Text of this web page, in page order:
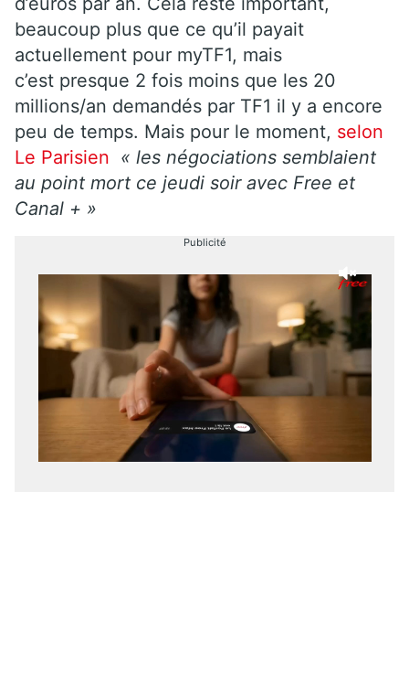
beaucoup plus que ce qu’il payait
actuellement pour myTF1, mais
c’est presque 2 fois moins que les 20
millions/an demandés par TF1 il y a encore
peu de temps. Mais pour le moment, selon
Le Parisien « les négociations semblaient
au point mort ce jeudi soir avec Free et
Canal + »
Publicité